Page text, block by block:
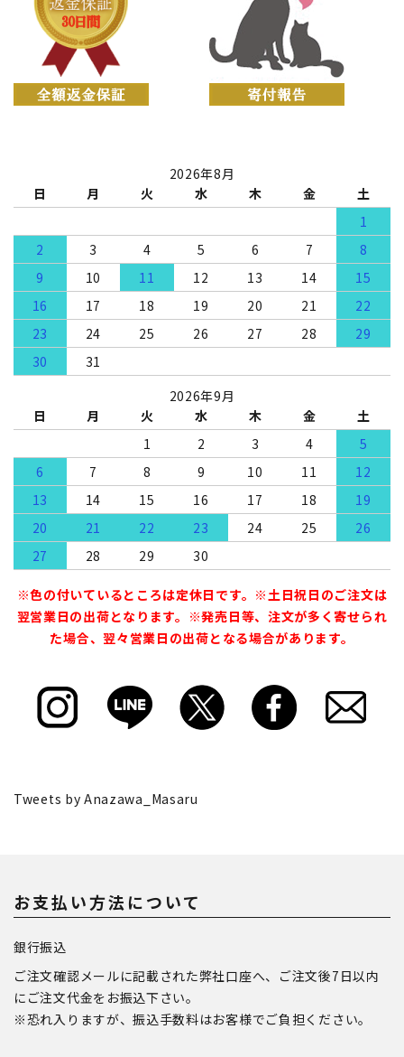
2026年8月
日
月 火 水 木 金
土
1
2
3 4 5 6 7
8
9
10 11 12 13 14
15
16
17 18 19 20 21
22
23
24 25 26 27 28
29
30
31
2026年9月
日
月 火 水 木 金
土
1
2 3 4
5
6
7 8 9 10 11
12
13
14 15 16 17 18
19
20
21 22 23 24 25
26
27
28 29 30
※色の付いているところは定休日です。※土日祝日のご注文は
翌営業日の出荷となります。※発売日等、注文が多く寄せられ
た場合、翌々営業日の出荷となる場合があります。
Tweets by Anazawa_Masaru
お支払い方法について
銀行振込
ご注文確認メールに記載された弊社口座へ、ご注文後7日以内
にご注文代金をお振込下さい。
※恐れ入りますが、振込手数料はお客様でご負担ください。